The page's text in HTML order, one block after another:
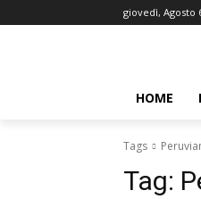
giovedì, Agosto
HOME
Tags
Tag: